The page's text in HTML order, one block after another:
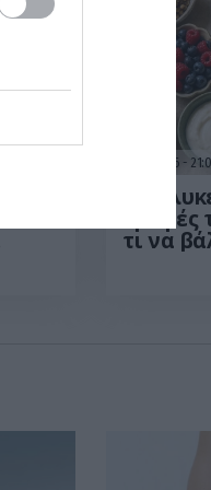
13.07.2026
τι να